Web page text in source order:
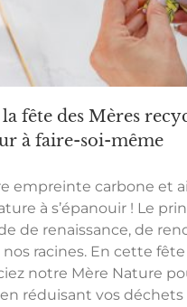
fête des Mères
à faire-soi-même
empreinte carbone et
à s’épanouir ! Le
de renaissance, de
racines. En cette
notre Mère Nature
en réduisant vos